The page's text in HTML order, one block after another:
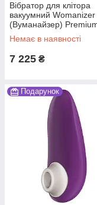
Вібратор для клітора
вакуумний Womanizer
(Вуманайзер)
Немає в наявності
7 225 ₴
Подарунок